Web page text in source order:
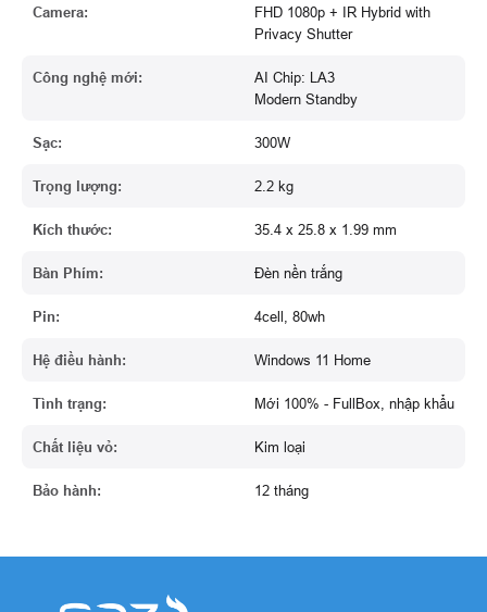
Camera:
FHD 1080p + IR Hybrid with
Privacy Shutter
Công nghệ mới:
AI Chip: LA3
Modern Standby
Sạc: 300W
Trọng lượng: 2.2 kg
Kích thước: 35.4 x 25.8 x 1.99 mm
Bàn Phím: Đèn nền trắng
Pin: 4cell, 80wh
Hệ điều hành: Windows 11 Home
Tình trạng: Mới 100% - FullBox, nhập khẩu
Chất liệu vỏ: Kim loại
Bảo hành: 12 tháng